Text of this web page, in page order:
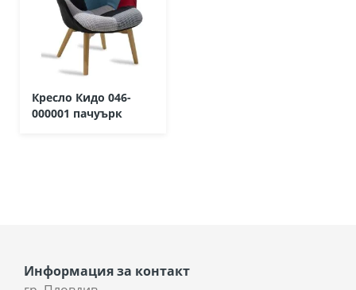
Кресло Кидо 046-
000001 пачуърк
Информация за контакт